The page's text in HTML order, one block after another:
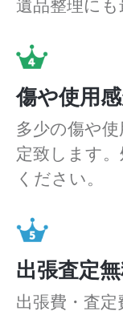
遺品整理にも
傷や使用
多少の傷や
定致します
ください。
出張査定
出張費・査